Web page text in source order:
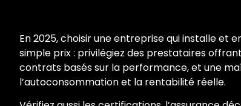
En 2025, choisir une entreprise qui installe et
simple prix : privilégiez des prestataires
contrats basés sur la performance, et une
l’autoconsommation et la rentabilité réelle.